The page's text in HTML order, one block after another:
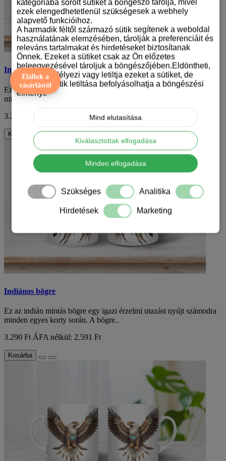
Indiános bögre
Ez az indián mintás bögre egy igazi érzelmi utazást nyújt számodra
minden egyes korty során. A bögre..
3.290 Ft ÁFA nélkül: 2.591 Ft
Kosárba
Indiános bögre
Ez az indián mintás bögre egy igazi érzelmi utazást nyújt számodra
minden egyes korty során. A bögre..
3.290 Ft ÁFA nélkül: 2.591 Ft
Kosárba
Elállok a
vásárlástól
kategóriába sorolt sütiket a böngésző tárolja, mivel
ezek elengedhetetlenül szükségesek a webhely
alapvető funkcióihoz.
A harmadik féltől származó sütik segítenek a weboldal
használatának elemzésében, tárolják a preferenciáit és
releváns tartalmakat és hirdetéseket biztosítanak
Önnek. Ezeket a sütiket csak az Ön előzetes
beleegyezésével tároljuk a böngészőjében.Eldöntheti,
hogy engedélyezi vagy letiltja ezeket a sütiket, de
bizonyos sütik letiltása befolyásolhatja a böngészési
élményt.
Mind elutasítása
Kiválasztottak elfogadása
Minden elfogadása
Szükséges Analitika
Hirdetések Marketing